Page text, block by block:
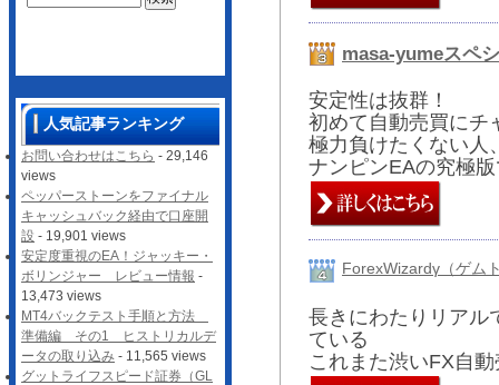
masa-yumeスペ
安定性は抜群！
初めて自動売買にチ
極力負けたくない人
ナンピンEAの究極
ForexWizardγ（ゲム
長きにわたりリアル
ている
これまた渋いFX自
人気記事ランキング
お問い合わせはこちら - 29,146
views
ペッパーストーンをファイナル
キャッシュバック経由で口座開
設 - 19,901 views
安定度重視のEA！ジャッキー・
ボリンジャー レビュー情報 -
13,473 views
MT4バックテスト手順と方法
準備編 その1 ヒストリカルデ
ータの取り込み - 11,565 views
グットライフスピード証券（GL